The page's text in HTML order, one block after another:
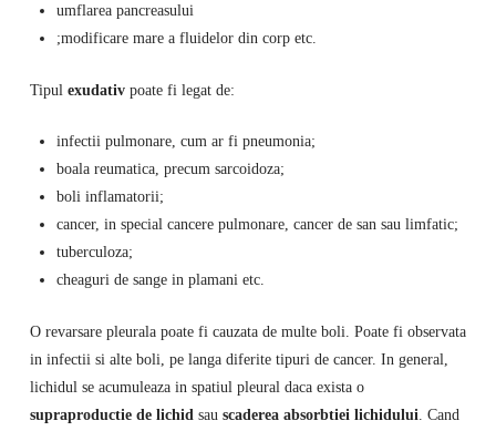
umflarea pancreasului
;modificare mare a fluidelor din corp etc.
Tipul exudativpoate fi legat de:
infectii pulmonare, cum ar fi pneumonia;
boala reumatica, precum sarcoidoza;
boli inflamatorii;
cancer, in special cancere pulmonare, cancer de san sau limfatic;
tuberculoza;
cheaguri de sange in plamani etc.
O revarsare pleurala poate fi cauzata de multe boli. Poate fi observata
in infectii si alte boli, pe langa diferite tipuri de cancer. In general,
lichidul se acumuleaza in spatiul pleural daca exista o
supraproductie de lichid sau scaderea absorbtiei lichidului . Cand